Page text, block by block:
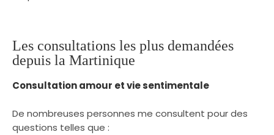
Les consultations les plus demandées
depuis la Martinique
Consultation amour et vie sentimentale
De nombreuses personnes me consultent pour des
questions telles que :